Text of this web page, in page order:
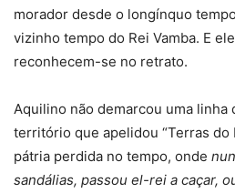
morador desde o longínquo
vizinho tempo do Rei Vamba. E
reconhecem-se no retrato.
Aquilino não demarcou uma linha
território que apelidou “Terras do
pátria perdida no tempo, onde
sandálias, passou el-rei a caçar,